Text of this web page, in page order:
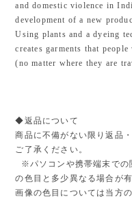
and domestic violence in
development of a new
Using plants and a dyeing
creates garments that
(no matter where they are
◆返品について
商品に不備がない限り返品
ご了承ください。
※パソコンや携帯端末での
の色目と多少異なる場合が
画像の色目については当方